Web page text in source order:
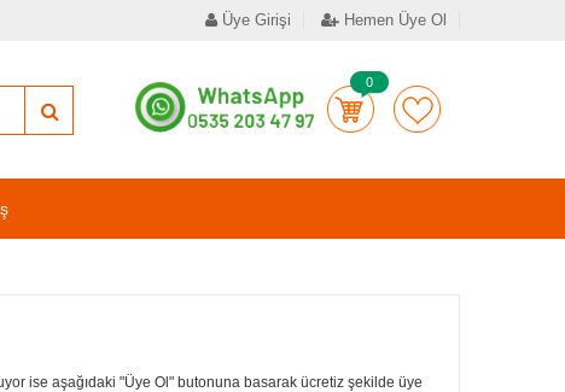
Üye Girişi Hemen Üye Ol
0
ise aşağıdaki "Üye Ol" butonuna basarak ücretiz şekilde üye